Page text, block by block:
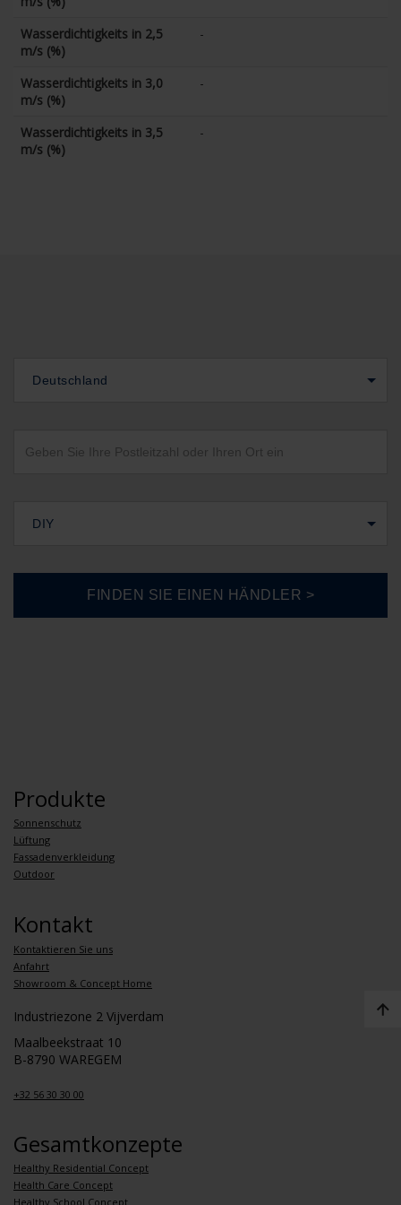
Wasserdichtigkeits in 2,5
m/s (%)
-
Wasserdichtigkeits in 3,0
m/s (%)
-
Wasserdichtigkeits in 3,5
m/s (%)
-
Deutschland
DIY
Produkte
Sonnenschutz
Lüftung
Fassadenverkleidung
Outdoor
Kontakt
Kontaktieren Sie uns
Anfahrt
Showroom & Concept Home
Industriezone 2 Vijverdam
Maalbeekstraat 10
B-8790 WAREGEM
+32 56 30 30 00
Gesamtkonzepte
Healthy Residential Concept
Health Care Concept
Healthy School Concept